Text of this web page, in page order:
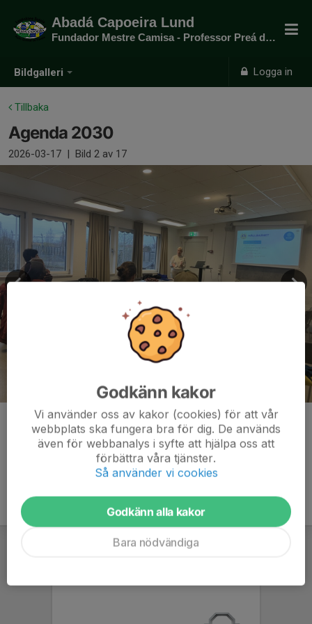
Bildgalleri Logga in
Abadá Capoeira Lund
Fundador Mestre Camisa - Professor Preá do mato
Tillbaka
Agenda 2030
2026-03-17 | Bild 2 av 17
Kommentarer
Godkänn kakor
Vi använder oss av kakor (cookies) för att vår
webbplats ska fungera bra för dig. De används
även för webbanalys i syfte att hjälpa oss att
förbättra våra tjänster.
Så använder vi cookies
Godkänn alla kakor
Bara nödvändiga